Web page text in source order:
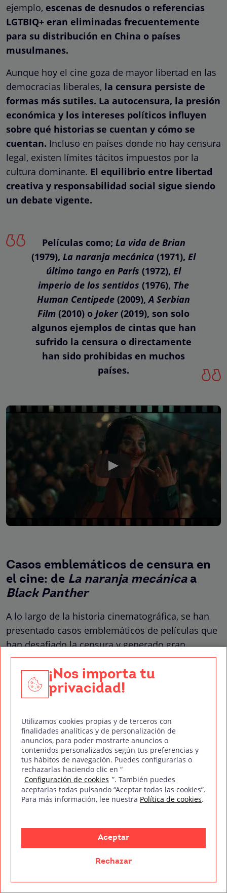
ejemplo, escenas de desnudos o referencias
LGTBIQ+ eran eliminadas frecuentemente
para su distribución en China o países
musulmanes.
Aunque hoy el cine goza de mayor libertad en las
democracias liberales, la censura persiste de
formas más sutiles. La autocensura, la presión
económica y los intereses políticos influyen
sobre qué historias se cuentan y cómo se
cuentan. Incluso en países donde no hay censura
legal, existen límites tácitos impuestos por la
cultura dominante. El equilibrio entre libertad
creativa y responsabilidad social sigue siendo
un debate vigente.
Películas como; La vida de Brian
(1979), La naranja mecánica (1971), El
último tango en París (1972), El
imperio de los sentidos (1976), The
Human Centipede (2009),A Serbian
Film (2010) o Joker (2019), son solo
algunos ejemplos de cintas que han
sufrido la censura o directamente
han sido prohibidas en muchos
países.
Casos emblemáticos de censura en
el cine: de La naranja mecánicaa
Black Panther
A lo largo de la historia cinematográfica, se han
presentado casos emblemáticos de películas que
han desafiado la censura y generado gran
controversia. Entre ellas, destacaLa naranja
mecánica(1975) de Stanley Kubrick, prohibida en
varios países, incluido el Reino Unido, por su
violencia explícita, o
de Ang Lee, que abordó abiertamente la
homosexualidad, creando gran polémica en la
“América profunda” y siendo censura en infinidad
de países, incluido Italia, donde la televisión
pública italiana (RAI2) censuró escenas de sexo.
¡Nos importa tu
privacidad!
Utilizamos cookies propias y de terceros con
finalidades analíticas y de personalización de
anuncios, para poder mostrarte anuncios o
contenidos personalizados según tus preferencias y
tus hábitos de navegación. Puedes configurarlas o
rechazarlas haciendo clic en “
Configuración de cookies ”. También puedes
aceptarlas todas pulsando “Aceptar todas las cookies”.
Para más información, lee nuestra Política de cookies.
Aceptar
Rechazar